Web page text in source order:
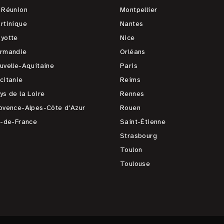
Aquitaine
de la Loire
Alpes-Côte d'Azur
de-France
Montpellier
Nantes
Nice
Orléans
Paris
Reims
Rennes
Rouen
Saint-Étienne
Strasbourg
Toulon
Toulouse